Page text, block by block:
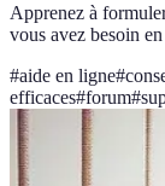
Apprenez à
vous avez besoin
#aide en ligne#
efficaces#forum#